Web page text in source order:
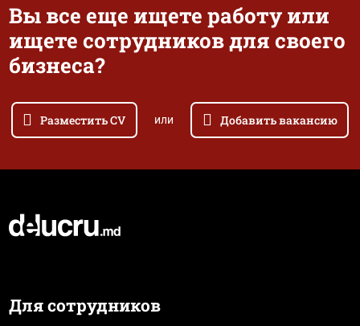
Вы все еще ищете работу или
ищете сотрудников для своего
бизнеса?
Разместить CV или Добавить вакансию
Для сотрудников